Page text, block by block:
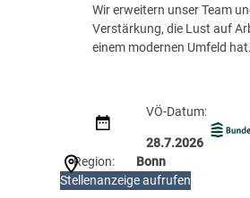
Wir erweitern unser Team
Verstärkung, die Lust auf
einem modernen Umfeld hat.
VÖ-Datum:
28.7.2026
Region:
Bonn
Stellenanzeige aufrufen